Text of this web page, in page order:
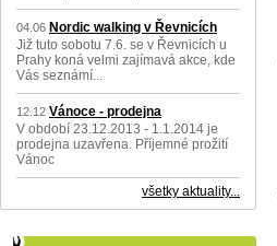
04.06 Nordic walking v Řevnicích
Již tuto sobotu 7.6. se v Řevnicích u
Prahy koná velmi zajímavá akce, kde
Vás seznámí...
12.12 Vánoce - prodejna
V období 23.12.2013 - 1.1.2014 je
prodejna uzavřena. Příjemné prožití
Vánoc
všetky aktuality...